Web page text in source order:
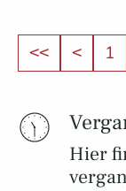
<< < 1
Hier